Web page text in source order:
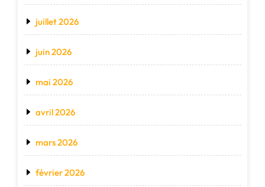
juillet 2026
juin 2026
mai 2026
avril 2026
mars 2026
février 2026